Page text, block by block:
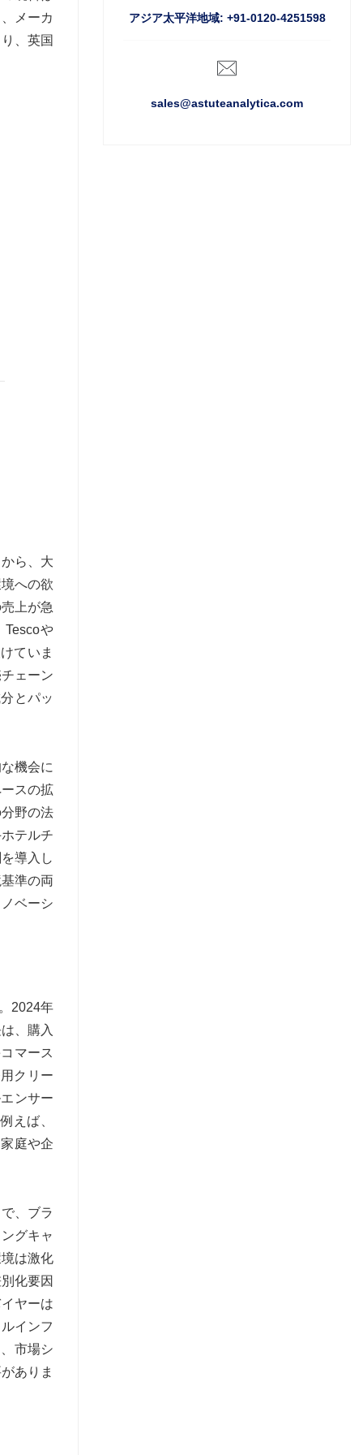
メーカ
、英国
ら、大
への欲
上が急
や
ていま
ェーン
とパッ
機会に
スの拡
野の法
テルチ
導入し
準の両
ベーシ
2024年
、購入
マース
クリー
ンサー
えば、
庭や企
、ブラ
グキャ
は激化
化要因
ヤーは
インフ
市場シ
ありま
アジア太平洋地域: +91-0120-4251598
sales@astuteanalytica.com